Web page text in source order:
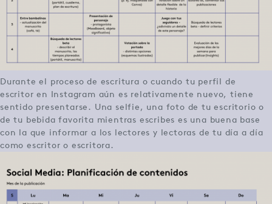
Durante el proceso de escritura o cuando tu perfil de
escritor en Instagram aún es relativamente nuevo, tiene
sentido presentarse. Una selfie, una foto de tu escritorio o
de tu bebida favorita mientras escribes es una buena base
con la que informar a los lectores y lectoras de tu día a día
como escritor o escritora.